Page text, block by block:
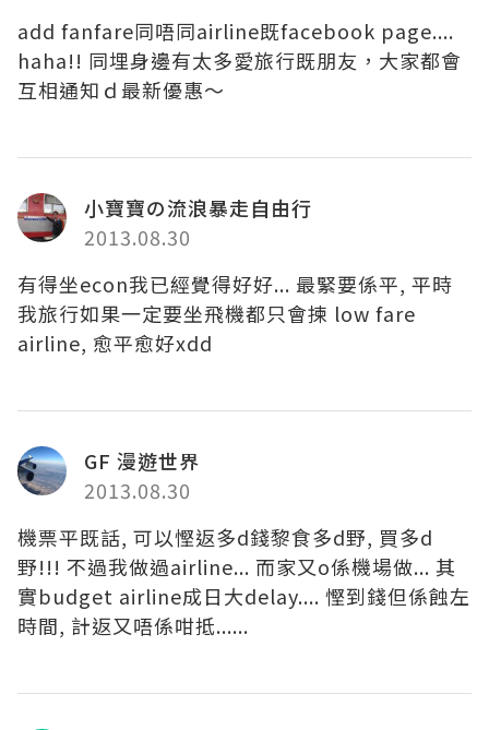
add fanfare同唔同airline既facebook page....
haha!! 同埋身邊有太多愛旅行既朋友，大家都會
互相通知ｄ最新優惠～
小寶寶の流浪暴走自由行
2013.08.30
有得坐econ我已經覺得好好... 最緊要係平, 平時
我旅行如果一定要坐飛機都只會揀 low fare
airline, 愈平愈好xdd
GF 漫遊世界
2013.08.30
機票平既話, 可以慳返多d錢黎食多d野, 買多d
野!!! 不過我做過airline... 而家又o係機場做... 其
實budget airline成日大delay.... 慳到錢但係蝕左
時間, 計返又唔係咁抵......